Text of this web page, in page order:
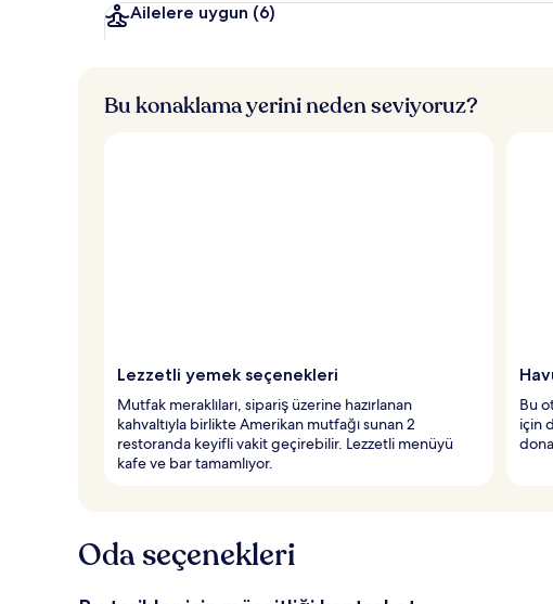
Ailelere uygun (6)
Bu konaklama yerini neden seviyoruz?
Lezzetli yemek seçenekleri
Mutfak meraklıları, sipariş üzerine hazırlanan
kahvaltıyla birlikte Amerikan mutfağı sunan 2
restoranda keyifli vakit geçirebilir. Lezzetli menüyü
kafe ve bar tamamlıyor.
Bu
için
Oda seçenekleri